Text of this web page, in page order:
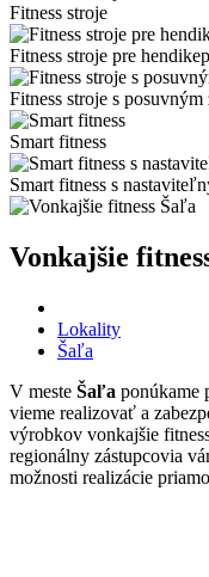
Fitness stroje
Fitness stroje pre
Fitness stroje s posuvným
Smart fitness
Smart fitness s
Vonkajšie
Lokality
Šaľa
V meste Šaľa ponúkame
vieme realizovať a
výrobkov vonkajšie
regionálny zástupcovia
možnosti realizácie